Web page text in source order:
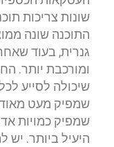
שונות צריכות
התוכנה שונה
גנרית, בעוד
ומורכבת יותר.
שיכולה לסייע
שמפיק מעט מאוד
שמפיק כמויות
היעיל ביותר. יש